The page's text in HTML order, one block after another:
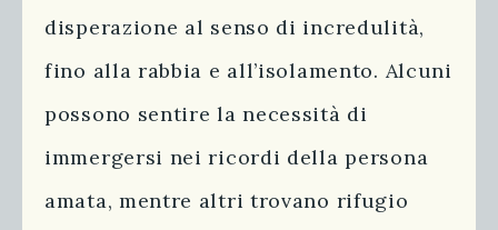
disperazione al senso di incredulità,
fino alla rabbia e all’isolamento. Alcuni
possono sentire la necessità di
immergersi nei ricordi della persona
amata, mentre altri trovano rifugio